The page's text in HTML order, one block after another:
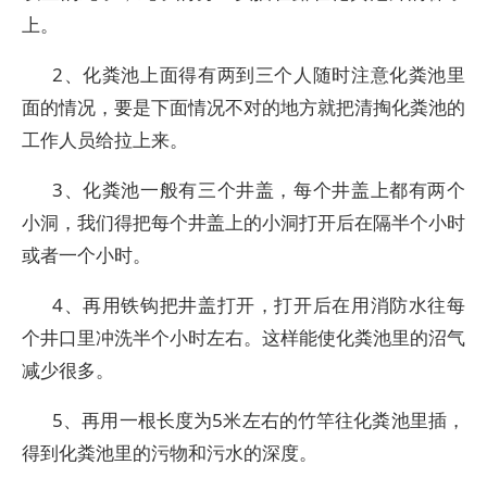
上。
2、化粪池上面得有两到三个人随时注意化粪池里
面的情况，要是下面情况不对的地方就把清掏化粪池的
工作人员给拉上来。
3、化粪池一般有三个井盖，每个井盖上都有两个
小洞，我们得把每个井盖上的小洞打开后在隔半个小时
或者一个小时。
4、再用铁钩把井盖打开，打开后在用消防水往每
个井口里冲洗半个小时左右。这样能使化粪池里的沼气
减少很多。
5、再用一根长度为5米左右的竹竿往化粪池里插，
得到化粪池里的污物和污水的深度。